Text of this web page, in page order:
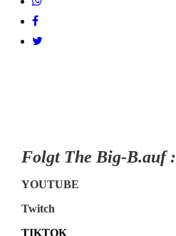
Folgt The Big-B.auf :
YOUTUBE
Twitch
TIKTOK